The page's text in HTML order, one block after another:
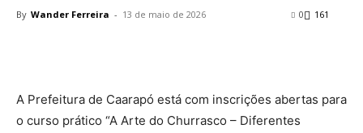
By Wander Ferreira - 13 de maio de 2026 161
0
A Prefeitura de Caarapó está com inscrições abertas para
o curso prático “A Arte do Churrasco – Diferentes